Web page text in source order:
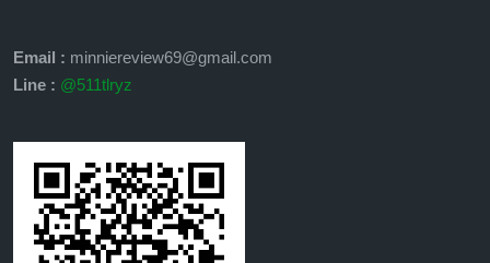
Email : minniereview69@gmail.com
Line : @511tlryz